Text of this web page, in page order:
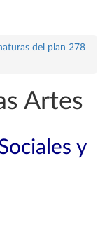
del plan 278
Artes
y